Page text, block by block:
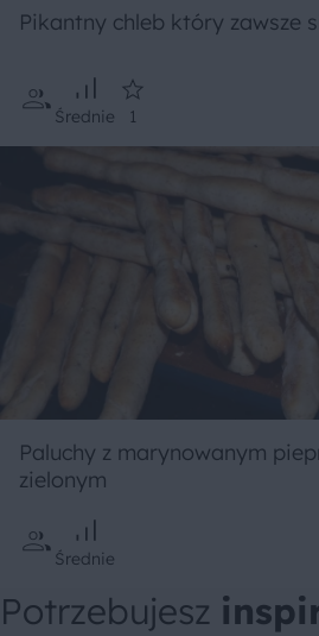
Pikantny chleb który zawsze
Średnie 1
Paluchy z marynowanym
zielonym
Średnie
Potrzebujesz